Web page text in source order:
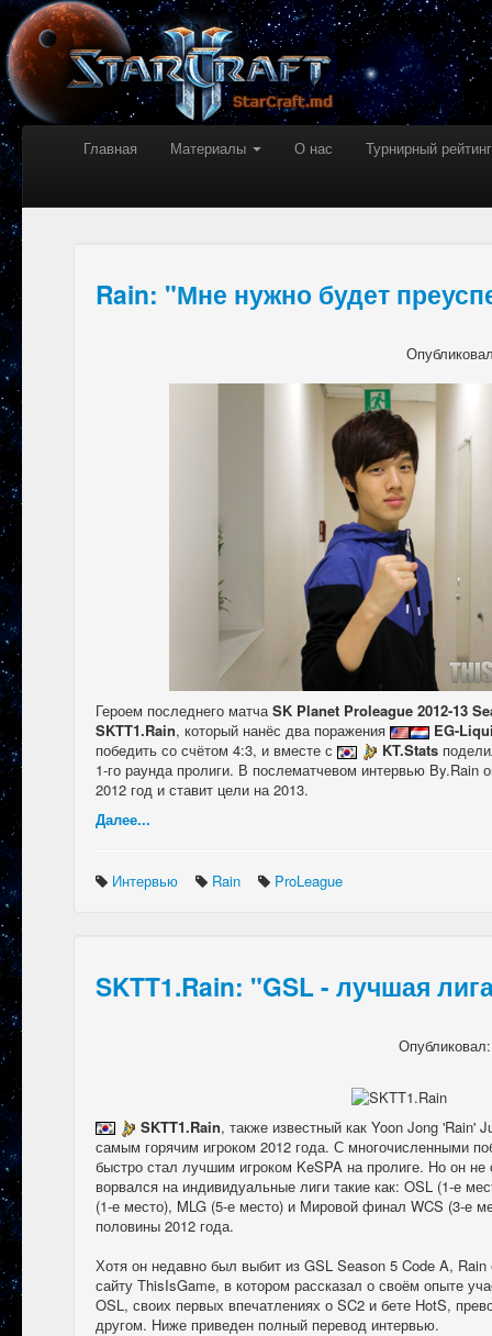
Главная Материалы О нас Турнирный рейтинг
Rain: "Мне нужно будет
Героем последнего матчаSK Planet Proleague 2012-13
SKTT1.Rain, который нанёс два поражения
EG-
победить со счётом 4:3, и вместе с
KT.Stats
1-го раунда пролиги. В послематчевом интервью By.Rain
2012 год и ставит цели на 2013.
Далее...
Интервью Rain ProLeague
SKTT1.Rain: "GSL - лучшая
SKTT1.Rain, также известный как Yoon Jong 'Rain'
самым горячим игроком 2012 года. С многочисленными
быстро стал лучшим игроком KeSPA на пролиге. Но он не
ворвался на индивидуальные лиги такие как: OSL (1-е
(1-е место), MLG (5-е место) и Мировой финал WCS (3-е
половины 2012 года.
Хотя он недавно был выбит из GSL Season 5 Code A,
сайту ThisIsGame, в котором рассказал о своём опыте
OSL, своих первых впечатлениях о SC2 и бете HotS,
другом. Ниже приведен полный перевод интервью.